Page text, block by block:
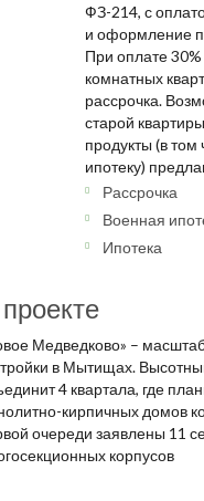
ФЗ-214, с
и оформление
При оплате 30%
комнатных
рассрочка.
старой
продукты (в
ипотеку)
Рассрочка
Военная
Ипотека
Медведково» –
в Мытищах.
4 квартала, где
кирпичных домов
очереди заявлены 11
корпусов